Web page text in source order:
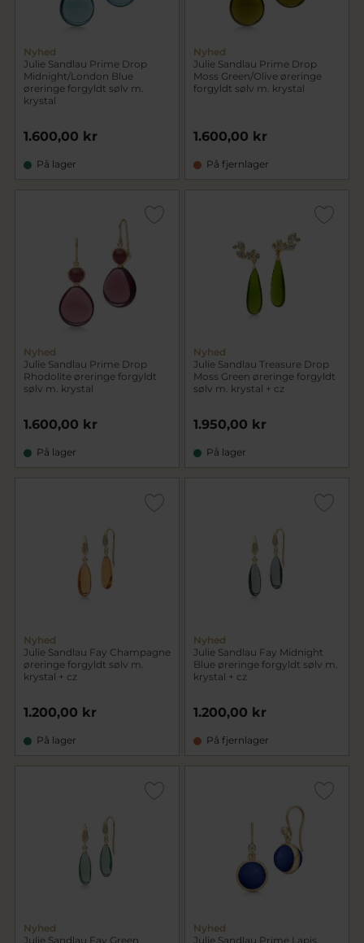
Nyhed
Julie Sandlau Prime Drop
Midnight/London Blue
øreringe forgyldt sølv m.
krystal
1.600,00 kr
På lager
Nyhed
Julie Sandlau Prime Drop
Moss Green/Olive øreringe
forgyldt sølv m. krystal
1.600,00 kr
På fjernlager
Nyhed
Julie Sandlau Prime Drop
Rhodolite øreringe forgyldt
sølv m. krystal
1.600,00 kr
På lager
Nyhed
Julie Sandlau Treasure Drop
Moss Green øreringe forgyldt
sølv m. krystal + cz
1.950,00 kr
På lager
Nyhed
Julie Sandlau Fay Champagne
øreringe forgyldt sølv m.
krystal + cz
1.200,00 kr
På lager
Nyhed
Julie Sandlau Fay Midnight
Blue øreringe forgyldt sølv m.
krystal + cz
1.200,00 kr
På fjernlager
Nyhed
Julie Sandlau Fay Green
Nyhed
Julie Sandlau Prime Lapis